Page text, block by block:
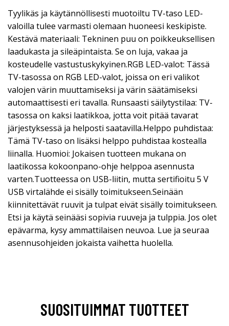
Tyylikäs ja käytännöllisesti muotoiltu TV-taso LED-
valoilla tulee varmasti olemaan huoneesi keskipiste.
Kestävä materiaali: Tekninen puu on poikkeuksellisen
laadukasta ja sileäpintaista. Se on luja, vakaa ja
kosteudelle vastustuskykyinen.RGB LED-valot: Tässä
TV-tasossa on RGB LED-valot, joissa on eri valikot
valojen värin muuttamiseksi ja värin säätämiseksi
automaattisesti eri tavalla. Runsaasti säilytystilaa: TV-
tasossa on kaksi laatikkoa, jotta voit pitää tavarat
järjestyksessä ja helposti saatavilla.Helppo puhdistaa:
Tämä TV-taso on lisäksi helppo puhdistaa kostealla
liinalla. Huomioi: Jokaisen tuotteen mukana on
laatikossa kokoonpano-ohje helppoa asennusta
varten.Tuotteessa on USB-liitin, mutta sertifioitu 5 V
USB virtalähde ei sisälly toimitukseen.Seinään
kiinnitettävät ruuvit ja tulpat eivät sisälly toimitukseen.
Etsi ja käytä seinääsi sopivia ruuveja ja tulppia. Jos olet
epävarma, kysy ammattilaisen neuvoa. Lue ja seuraa
asennusohjeiden jokaista vaihetta huolella.
SUOSITUIMMAT TUOTTEET